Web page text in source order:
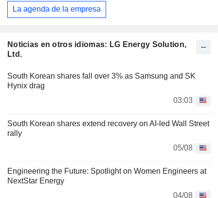
Noticias en otros idiomas: LG Energy Solution,
Ltd.
South Korean shares fall over 3% as Samsung and SK
Hynix drag
03:03
South Korean shares extend recovery on AI-led Wall Street
rally
05/08
Engineering the Future: Spotlight on Women Engineers at
NextStar Energy
04/08
La agenda de la empresa